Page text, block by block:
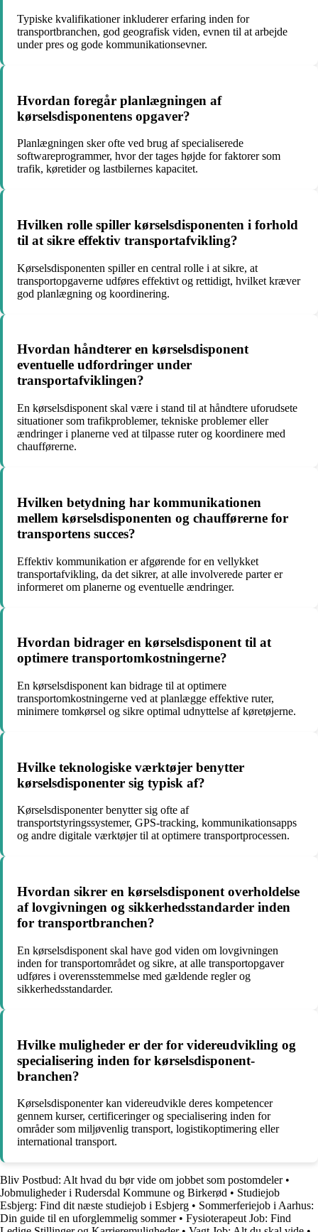
Typiske kvalifikationer inkluderer erfaring inden for
transportbranchen, god geografisk viden, evnen til at arbejde
under pres og gode kommunikationsevner.
Hvordan foregår planlægningen af
kørselsdisponentens opgaver?
Planlægningen sker ofte ved brug af specialiserede
softwareprogrammer, hvor der tages højde for faktorer som
trafik, køretider og lastbilernes kapacitet.
Hvilken rolle spiller kørselsdisponenten i forhold
til at sikre effektiv transportafvikling?
Kørselsdisponenten spiller en central rolle i at sikre, at
transportopgaverne udføres effektivt og rettidigt, hvilket kræver
god planlægning og koordinering.
Hvordan håndterer en kørselsdisponent
eventuelle udfordringer under
transportafviklingen?
En kørselsdisponent skal være i stand til at håndtere uforudsete
situationer som trafikproblemer, tekniske problemer eller
ændringer i planerne ved at tilpasse ruter og koordinere med
chaufførerne.
Hvilken betydning har kommunikationen
mellem kørselsdisponenten og chaufførerne for
transportens succes?
Effektiv kommunikation er afgørende for en vellykket
transportafvikling, da det sikrer, at alle involverede parter er
informeret om planerne og eventuelle ændringer.
Hvordan bidrager en kørselsdisponent til at
optimere transportomkostningerne?
En kørselsdisponent kan bidrage til at optimere
transportomkostningerne ved at planlægge effektive ruter,
minimere tomkørsel og sikre optimal udnyttelse af køretøjerne.
Hvilke teknologiske værktøjer benytter
kørselsdisponenter sig typisk af?
Kørselsdisponenter benytter sig ofte af
transportstyringssystemer, GPS-tracking, kommunikationsapps
og andre digitale værktøjer til at optimere transportprocessen.
Hvordan sikrer en kørselsdisponent overholdelse
af lovgivningen og sikkerhedsstandarder inden
for transportbranchen?
En kørselsdisponent skal have god viden om lovgivningen
inden for transportområdet og sikre, at alle transportopgaver
udføres i overensstemmelse med gældende regler og
sikkerhedsstandarder.
Hvilke muligheder er der for videreudvikling og
specialisering inden for kørselsdisponent-
branchen?
Kørselsdisponenter kan videreudvikle deres kompetencer
gennem kurser, certificeringer og specialisering inden for
områder som miljøvenlig transport, logistikoptimering eller
international transport.
Bliv Postbud: Alt hvad du bør vide om jobbet som postomdeler•
Jobmuligheder i Rudersdal Kommune og Birkerød • Studiejob
Esbjerg: Find dit næste studiejob i Esbjerg • Sommerferiejob i Aarhus:
Din guide til en uforglemmelig sommer• Fysioterapeut Job: Find